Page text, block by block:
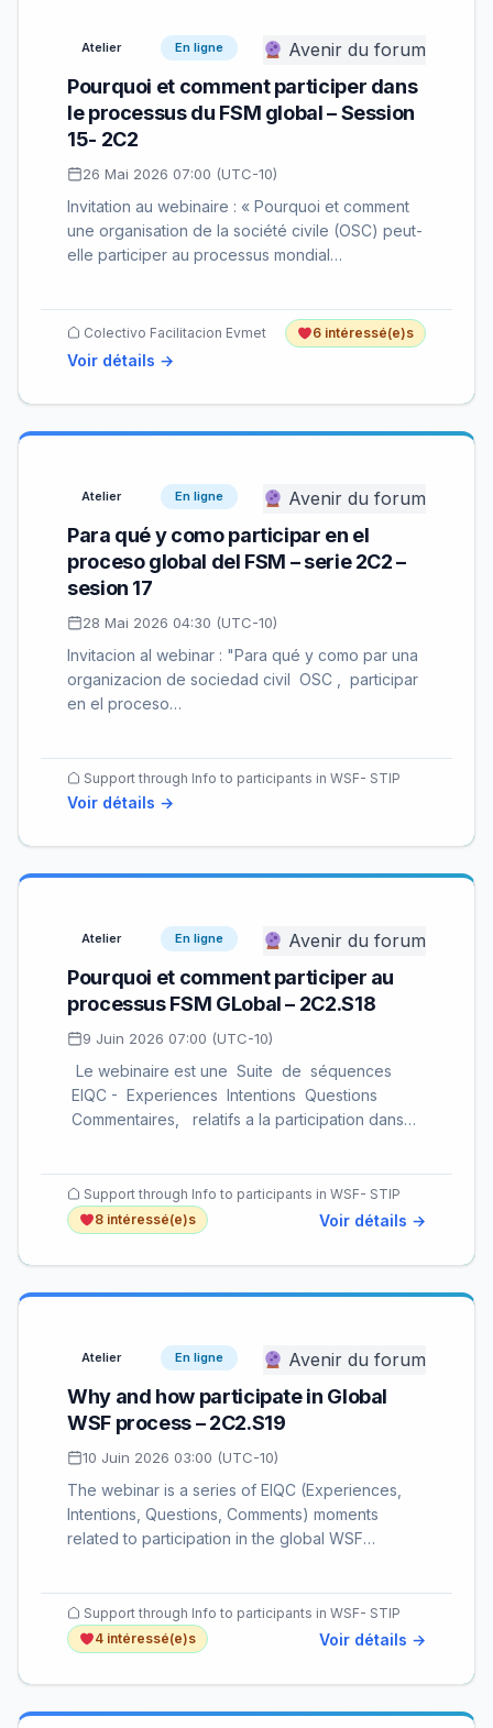
Atelier En ligne Avenir du forum
Pourquoi et comment participer dans
le processus du FSM global – Session
15- 2C2
26 Mai 2026 07:00 (UTC-10)
Invitation au webinaire : « Pourquoi et comment
une organisation de la société civile (OSC) peut-
elle participer au processus mondial…
Colectivo Facilitacion Evmet 6 intéressé(e)s
Voir détails →
Atelier En ligne Avenir du forum
Para qué y como participar en el
proceso global del FSM – serie 2C2 –
sesion 17
28 Mai 2026 04:30 (UTC-10)
Invitacion al webinar : "Para qué y como par una
organizacion de sociedad civil OSC , participar
en el proceso…
Support through Info to participants in WSF- STIP
Voir détails →
Atelier En ligne Avenir du forum
Pourquoi et comment participer au
processus FSM GLobal – 2C2.S18
9 Juin 2026 07:00 (UTC-10)
Le webinaire est une Suite de séquences
EIQC - Experiences Intentions Questions
Commentaires, relatifs a la participation dans…
Support through Info to participants in WSF- STIP
8 intéressé(e)s
Voir détails →
Atelier En ligne Avenir du forum
Why and how participate in Global
WSF process – 2C2.S19
10 Juin 2026 03:00 (UTC-10)
The webinar is a series of EIQC (Experiences,
Intentions, Questions, Comments) moments
related to participation in the global WSF
Support through Info to participants in WSF- STIP
4 intéressé(e)s
Voir détails →